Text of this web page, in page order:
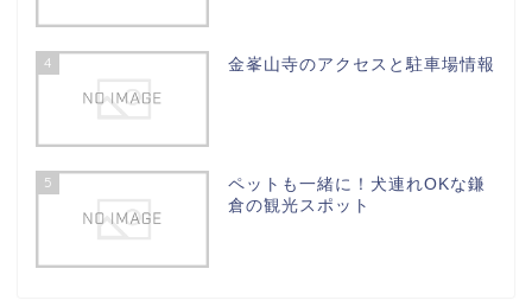
4 金峯山寺のアクセスと駐車場情報
5
ペットも一緒に！犬連れOKな鎌
倉の観光スポット